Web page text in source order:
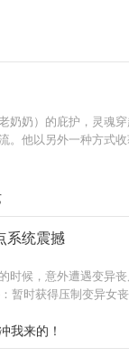
奶奶）的庇护，灵魂
。他以另外一种方式
系统震撼
时候，意外遭遇变异
暂时获得压制变异女
我来的！